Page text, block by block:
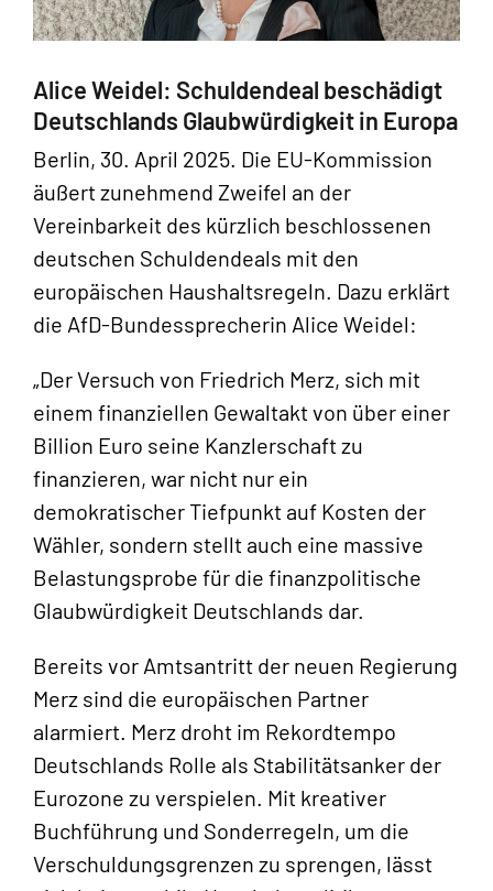
Alice Weidel: Schuldendeal beschädigt
Deutschlands Glaubwürdigkeit in Europa
Berlin, 30. April 2025. Die EU-Kommission
äußert zunehmend Zweifel an der
Vereinbarkeit des kürzlich beschlossenen
deutschen Schuldendeals mit den
europäischen Haushaltsregeln. Dazu erklärt
die AfD-Bundessprecherin Alice Weidel:
„Der Versuch von Friedrich Merz, sich mit
einem finanziellen Gewaltakt von über einer
Billion Euro seine Kanzlerschaft zu
finanzieren, war nicht nur ein
demokratischer Tiefpunkt auf Kosten der
Wähler, sondern stellt auch eine massive
Belastungsprobe für die finanzpolitische
Glaubwürdigkeit Deutschlands dar.
Bereits vor Amtsantritt der neuen Regierung
Merz sind die europäischen Partner
alarmiert. Merz droht im Rekordtempo
Deutschlands Rolle als Stabilitätsanker der
Eurozone zu verspielen. Mit kreativer
Buchführung und Sonderregeln, um die
Verschuldungsgrenzen zu sprengen, lässt